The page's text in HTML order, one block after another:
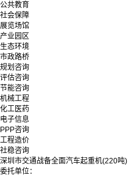
公共教育
社会保障
展览场馆
产业园区
生态环境
市政路桥
规划咨询
评估咨询
节能咨询
机械工程
化工医药
电子信息
PPP咨询
工程造价
社稳咨询
深圳市交通战备全面汽车起重机(220吨)
委托单位：